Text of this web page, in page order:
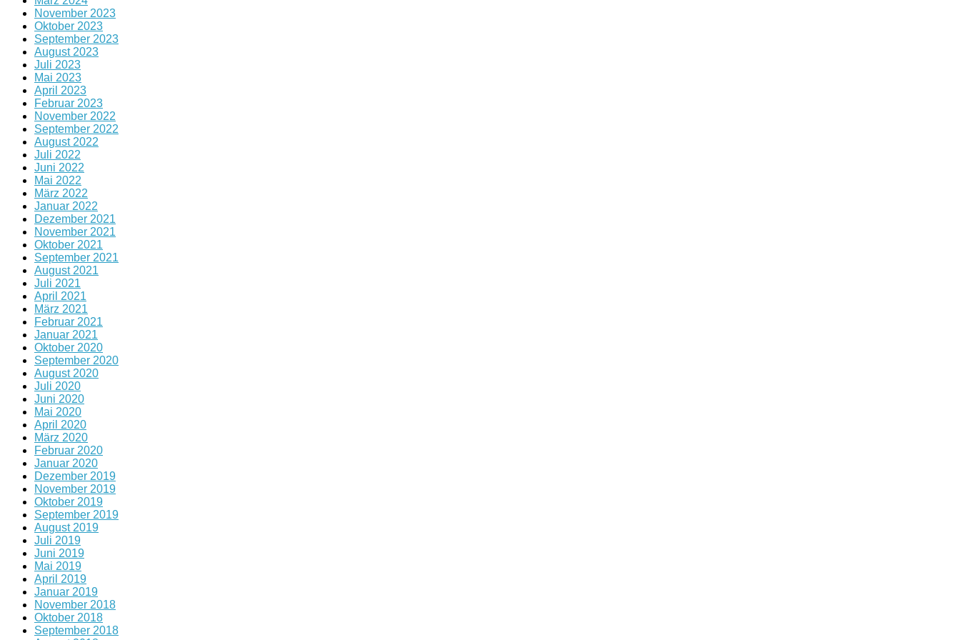
November 2023
Oktober 2023
September 2023
August 2023
Juli 2023
Mai 2023
April 2023
Februar 2023
November 2022
September 2022
August 2022
Juli 2022
Juni 2022
Mai 2022
März 2022
Januar 2022
Dezember 2021
November 2021
Oktober 2021
September 2021
August 2021
Juli 2021
April 2021
März 2021
Februar 2021
Januar 2021
Oktober 2020
September 2020
August 2020
Juli 2020
Juni 2020
Mai 2020
April 2020
März 2020
Februar 2020
Januar 2020
Dezember 2019
November 2019
Oktober 2019
September 2019
August 2019
Juli 2019
Juni 2019
Mai 2019
April 2019
Januar 2019
November 2018
Oktober 2018
September 2018